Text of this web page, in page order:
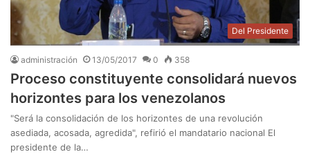
Del Presidente
administración 13/05/2017 0 358
Proceso constituyente consolidará nuevos
horizontes para los venezolanos
"Será la consolidación de los horizontes de una revolución
asediada, acosada, agredida", refirió el mandatario nacional El
presidente de la…